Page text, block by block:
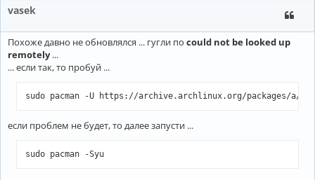
vasek
Похоже давно не обновлялся ... гугли по could not be looked up
remotely...
... если так, то пробуй ...
sudo pacman -U https://archive.archlinux.org/packages/a/
если проблем не будет, то далее запусти ...
sudo pacman -Syu